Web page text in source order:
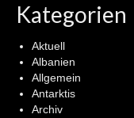
Kategorien
Aktuell
Albanien
Allgemein
Antarktis
Archiv